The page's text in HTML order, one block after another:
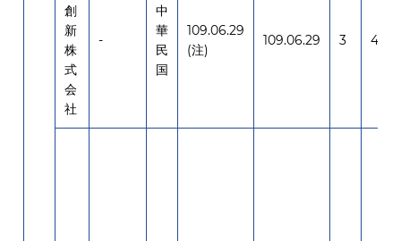
創
新
株
式
会
社
-
中
華
民
国
109.06.29
(注)
109.06.29 3